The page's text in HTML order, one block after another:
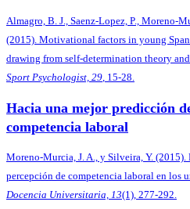
Almagro, B. J., Saenz-Lopez, P., Moreno-
(2015). Motivational factors in young
drawing from self-determination theory
Sport Psychologist, 29, 15-28.
Hacia una mejor predicción
competencia laboral
Moreno-Murcia, J. A., y Silveira, Y.
percepción de competencia laboral en los
Docencia Universitaria, 13(1), 277-292.